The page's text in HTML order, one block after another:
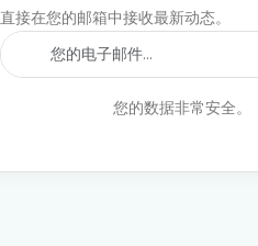
直接在您的邮箱中接收最新动态。
您的数据非常安全。